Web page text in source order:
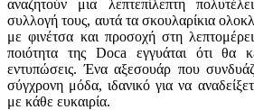
αναζητούν μια λεπτεπίλεπτη
συλλογή τους, αυτά τα σκουλαρίκια
με φινέτσα και προσοχή στη
ποιότητα της Doca εγγυάται ότι θα
εντυπώσεις. Ένα αξεσουάρ που
σύγχρονη μόδα, ιδανικό για να
με κάθε ευκαιρία.